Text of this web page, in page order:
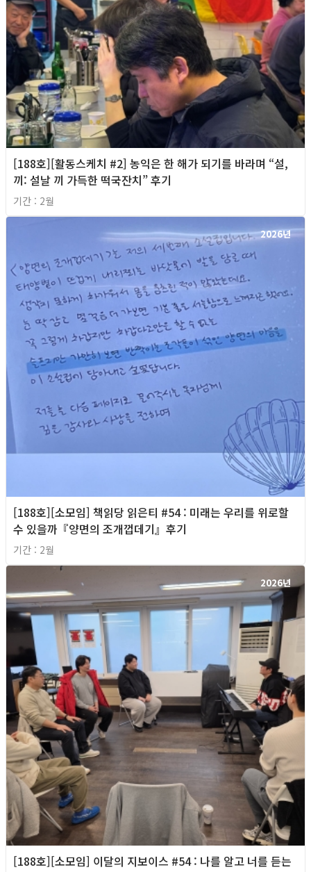
[188호][활동스케치 #2] 농익은 한 해가 되기를 바라며 “설,
끼: 설날 끼 가득한 떡국잔치” 후기
기간 : 2월
2026년
[188호][소모임] 책읽당 읽은티 #54 : 미래는 우리를 위로할
수 있을까『양면의 조개껍데기』후기
기간 : 2월
2026년
[188호][소모임] 이달의 지보이스 #54 : 나를 알고 너를 듣는